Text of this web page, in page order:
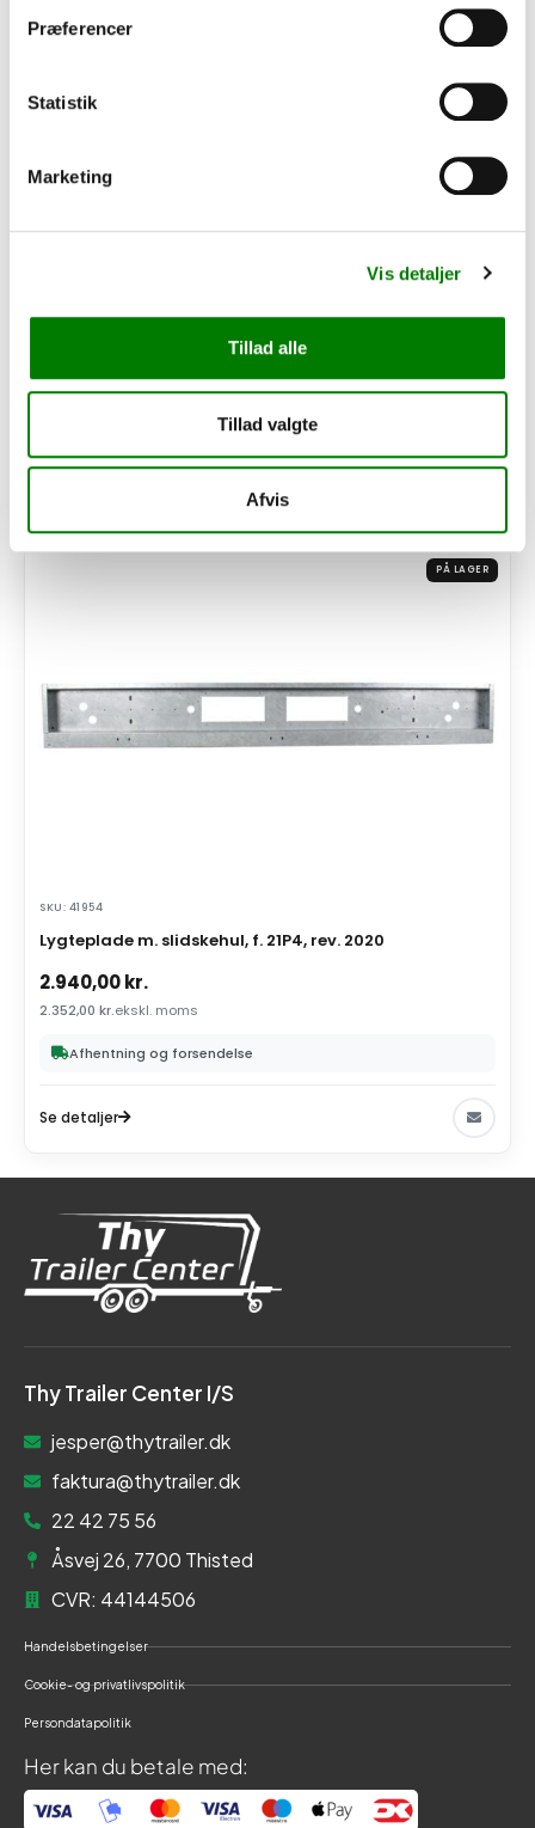
Præferencer
Statistik
Marketing
Vis detaljer
Tillad alle
Tillad valgte
Afvis
Lygteplade m. slidskehul, f. 18P3, rev. 2020
2.556,00kr.ekskl. moms
Afhentning og forsendelse
PÅ LAGER
SKU: 41954
Lygteplade m. slidskehul, f. 21P4, rev. 2020
2.940,00kr.
2.352,00 kr.ekskl. moms
Afhentning og forsendelse
Se detaljer
Thy Trailer Center I/S
jesper@thytrailer.dk
faktura@thytrailer.dk
22 42 75 56
Åsvej 26, 7700 Thisted
CVR: 44144506
Handelsbetingelser
Cookie- og privatlivspolitik
Persondatapolitik
Her kan du betale med: